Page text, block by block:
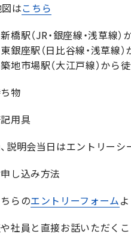
はこちら
駅（JR・銀座線・浅草線）
座駅（日比谷線・浅草線）
市場駅（大江戸線）から
物
用具
説明会当日はエントリーシ
し込み方法
らのエントリーフォーム
社員と直接お話いただく